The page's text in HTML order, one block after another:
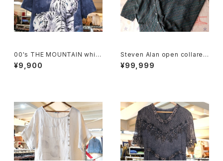
00's THE MOUNTAIN white
tiger tie-dye tee Dress
¥9,900
Steven Alan open collared
Jumpsuit "green"
¥99,999